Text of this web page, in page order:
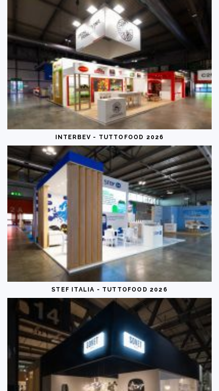
INTERBEV - TUTTOFOOD 2026
STEF ITALIA - TUTTOFOOD 2026